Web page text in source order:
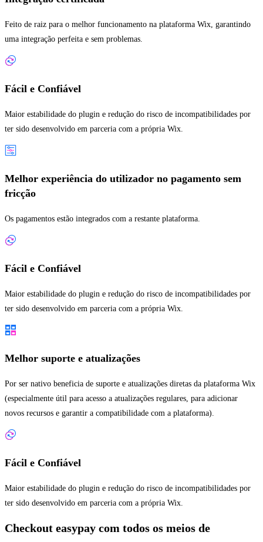
Feito de raiz para o melhor funcionamento na plataforma Wix, garantindo
uma integração perfeita e sem problemas.
Fácil e Confiável
Maior estabilidade do plugin e redução do risco de incompatibilidades por
ter sido desenvolvido em parceria com a própria Wix.
Melhor experiência do utilizador no pagamento sem
fricção
Os pagamentos estão integrados com a restante plataforma.
Fácil e Confiável
Maior estabilidade do plugin e redução do risco de incompatibilidades por
ter sido desenvolvido em parceria com a própria Wix.
Melhor suporte e atualizações
Por ser nativo beneficia de suporte e atualizações diretas da plataforma Wix
(especialmente útil para acesso a atualizações regulares, para adicionar
novos recursos e garantir a compatibilidade com a plataforma).
Fácil e Confiável
Maior estabilidade do plugin e redução do risco de incompatibilidades por
ter sido desenvolvido em parceria com a própria Wix.
Checkout easypay com todos os meios de